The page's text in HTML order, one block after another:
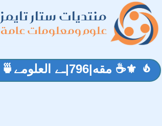
منتديات ستار تايمز
علوم ومعلومات عامة
 ⚜☕ مقه|796|ـے العلومے🍵 لبلاغة إن تجيب فلا تبطئ وان تصيب فلا تخطئ